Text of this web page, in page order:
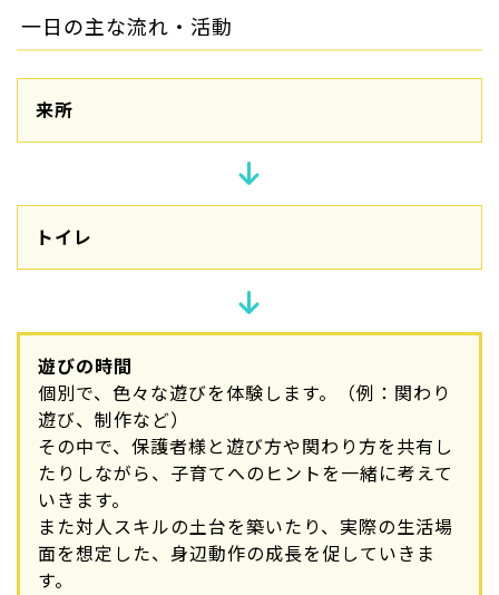
一日の主な流れ・活動
来所
トイレ
遊びの時間
個別で、色々な遊びを体験します。（例：関わり
遊び、制作など）
その中で、保護者様と遊び方や関わり方を共有し
たりしながら、子育てへのヒントを一緒に考えて
いきます。
また対人スキルの土台を築いたり、実際の生活場
面を想定した、身辺動作の成長を促していきま
す。